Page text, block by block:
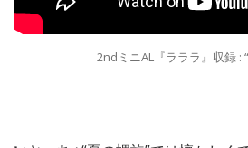
2ndミニAL『ラララ』収録 :